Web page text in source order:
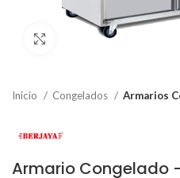
Clic para ampliar
Inicio Congelados Armarios
Armario Congelado